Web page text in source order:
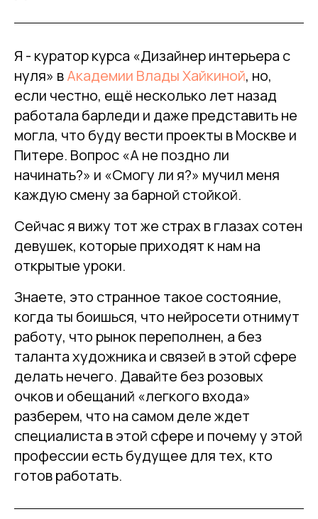
Я - куратор курса «Дизайнер интерьера с
нуля» вАкадемии Влады Хайкиной, но,
если честно, ещё несколько лет назад
работала барледи и даже представить не
могла, что буду вести проекты в Москве и
Питере. Вопрос «А не поздно ли
начинать?» и «Смогу ли я?» мучил меня
каждую смену за барной стойкой.
Сейчас я вижу тот же страх в глазах сотен
девушек, которые приходят к нам на
открытые уроки.
Знаете, это странное такое состояние,
когда ты боишься, что нейросети отнимут
работу, что рынок переполнен, а без
таланта художника и связей в этой сфере
делать нечего. Давайте без розовых
очков и обещаний «легкого входа»
разберем, что на самом деле ждет
специалиста в этой сфере и почему у этой
профессии есть будущее для тех, кто
готов работать.